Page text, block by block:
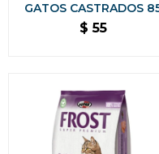
GATOS CASTRADOS
GR. - TRACTO URINARIO
$ 55